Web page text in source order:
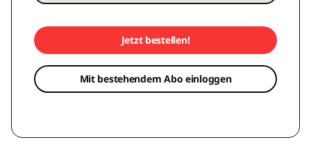
Jetzt bestellen!
Mit bestehendem Abo einloggen